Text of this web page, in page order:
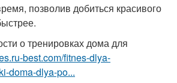
позволив добиться красивого
о тренировках дома для
best.com/fitnes-dlya-
doma-dlya-po...